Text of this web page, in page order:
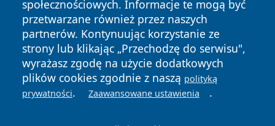
społecznościowych. Informacje te mogą być
przetwarzane również przez naszych
partnerów. Kontynuując korzystanie ze
strony lub klikając „Przechodzę do serwisu",
wyrażasz zgodę na użycie dodatkowych
plików cookies zgodnie z naszą polityką
prywatności. Zaawansowane ustawienia .
News Autorzy
Polityka
Prywatności
Polityka
Cookies